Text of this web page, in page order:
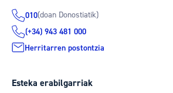
010(doan Donostiatik)
(+34) 943 481 000
Herritarren postontzia
Esteka erabilgarriak